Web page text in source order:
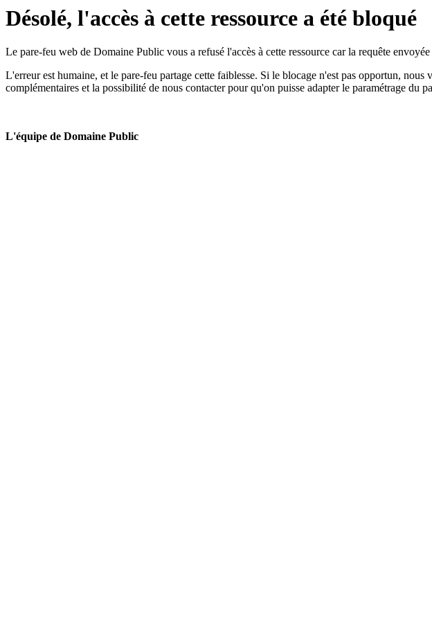
Désolé, l'accès à cette ressource a été bloqué
Le pare-feu web de Domaine Public vous a refusé l'accès à cette ressource car la requête
L'erreur est humaine, et le pare-feu partage cette faiblesse. Si le blocage n'est pas opportun, nous
complémentaires et la possibilité de nous contacter pour qu'on puisse adapter le paramétrage du
L'équipe de Domaine Public